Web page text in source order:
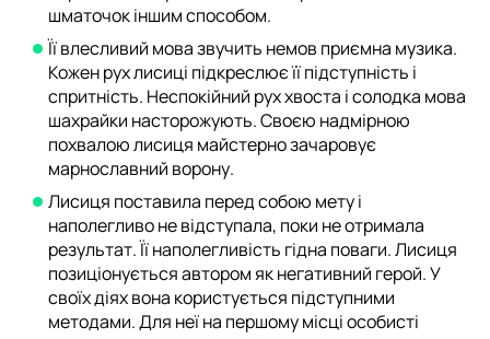
шматочок іншим способом.
Її влесливий мова звучить немов приємна музика.
Кожен рух лисиці підкреслює її підступність і
спритність. Неспокійний рух хвоста і солодка мова
шахрайки насторожують. Своєю надмірною
похвалою лисиця майстерно зачаровує
марнославний ворону.
Лисиця поставила перед собою мету і
наполегливо не відступала, поки не отримала
результат. Її наполегливість гідна поваги. Лисиця
позиціонується автором як негативний герой. У
своїх діях вона користується підступними
методами. Для неї на першому місці особисті